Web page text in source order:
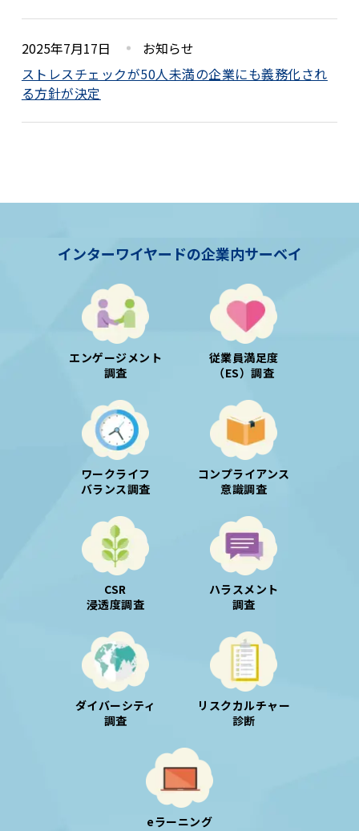
2025年7月17日
お知らせ
ストレスチェックが50人未満の企業にも義務化され
る方針が決定
インターワイヤードの企業内サーベイ
エンゲージメント
調査
従業員満足度
（ES）調査
ワークライフ
バランス調査
コンプライアンス
意識調査
CSR
浸透度調査
ハラスメント
調査
ダイバーシティ
調査
リスクカルチャー
診断
eラーニング